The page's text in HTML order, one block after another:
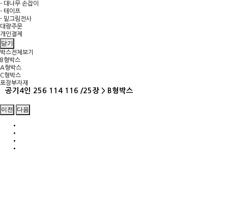
- 대나무 손잡이
- 테이프
- 밑그림전사
대량주문
개인결제
닫기
박스전체보기
B형박스
A형박스
C형박스
포장부자재
공기4인 256 114 116 /25장 > B형박스
이전 다음